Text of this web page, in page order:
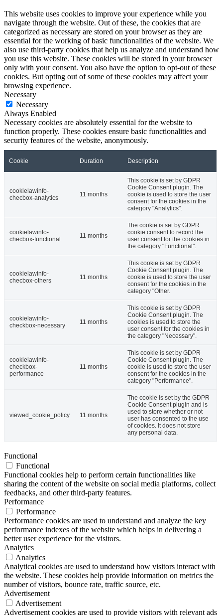
This website uses cookies to improve your experience while you
navigate through the website. Out of these, the cookies that are
categorized as necessary are stored on your browser as they are
essential for the working of basic functionalities of the website. We
also use third-party cookies that help us analyze and understand how
you use this website. These cookies will be stored in your browser
only with your consent. You also have the option to opt-out of these
cookies. But opting out of some of these cookies may affect your
browsing experience.
Necessary
Necessary
Always Enabled
Necessary cookies are absolutely essential for the website to
function properly. These cookies ensure basic functionalities and
security features of the website, anonymously.
Cookie Duration Description
cookielawinfo-
checbox-analytics
11 months
This cookie is set by GDPR
Cookie Consent plugin. The
cookie is used to store the user
consent for the cookies in the
category "Analytics".
cookielawinfo-
checbox-functional
11 months
The cookie is set by GDPR
cookie consent to record the
user consent for the cookies in
the category "Functional".
cookielawinfo-
checbox-others
11 months
This cookie is set by GDPR
Cookie Consent plugin. The
cookie is used to store the user
consent for the cookies in the
category "Other.
cookielawinfo-
checkbox-necessary
11 months
This cookie is set by GDPR
Cookie Consent plugin. The
cookies is used to store the
user consent for the cookies in
the category "Necessary".
cookielawinfo-
checkbox-
performance
11 months
This cookie is set by GDPR
Cookie Consent plugin. The
cookie is used to store the user
consent for the cookies in the
category "Performance".
viewed_cookie_policy 11 months
The cookie is set by the GDPR
Cookie Consent plugin and is
used to store whether or not
user has consented to the use
of cookies. It does not store
any personal data.
Functional
Functional
Functional cookies help to perform certain functionalities like
sharing the content of the website on social media platforms, collect
feedbacks, and other third-party features.
Performance
Performance
Performance cookies are used to understand and analyze the key
performance indexes of the website which helps in delivering a
better user experience for the visitors.
Analytics
Analytics
Analytical cookies are used to understand how visitors interact with
the website. These cookies help provide information on metrics the
number of visitors, bounce rate, traffic source, etc.
Advertisement
Advertisement
Advertisement cookies are used to provide visitors with relevant ads